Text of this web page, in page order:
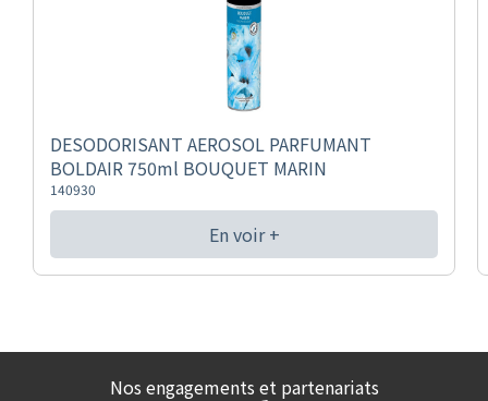
DESODORISANT AEROSOL PARFUMANT
BOLDAIR 750ml BOUQUET MARIN
140930
En voir +
Nos engagements et partenariats